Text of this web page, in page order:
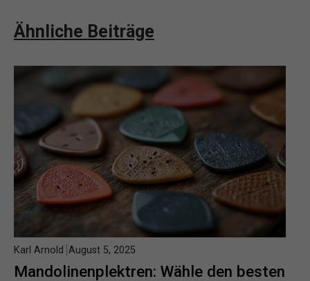
Ähnliche Beiträge
Mandolinenplektren: Wähle den besten
Karl Arnold August 5, 2025